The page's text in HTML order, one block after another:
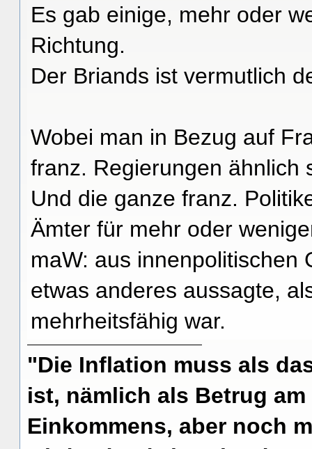
Es gab einige, mehr oder
Richtung.
Der Briands ist vermutlich
Wobei man in Bezug auf
franz. Regierungen ähnlich
Und die ganze franz.
Ämter für mehr oder
maW: aus innenpolitischen
etwas anderes aussagte,
mehrheitsfähig war.
"Die Inflation muss als
ist, nämlich als Betrug
Einkommens, aber noch